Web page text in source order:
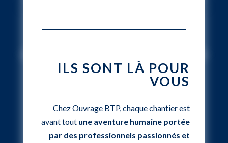
ILS SONT LÀ POUR
VOUS
Chez Ouvrage BTP, chaque chantier est
avant tout une aventure humaine portée
par des professionnels passionnés et